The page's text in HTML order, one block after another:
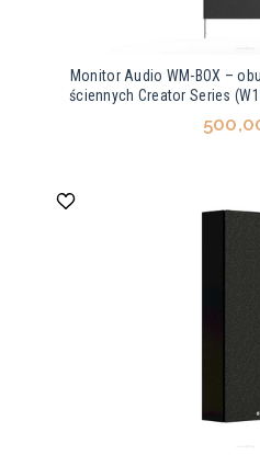
Monitor Audio WM-BOX –
ściennych Creator Series